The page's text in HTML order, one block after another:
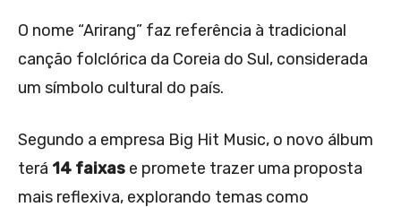
O nome “Arirang” faz referência à tradicional
canção folclórica da Coreia do Sul, considerada
um símbolo cultural do país.
Segundo a empresa Big Hit Music, o novo álbum
terá 14 faixas e promete trazer uma proposta
mais reflexiva, explorando temas como